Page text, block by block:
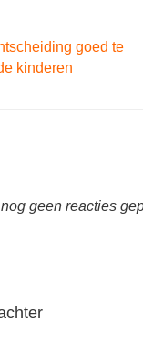
goed te
kinderen
geen reacties